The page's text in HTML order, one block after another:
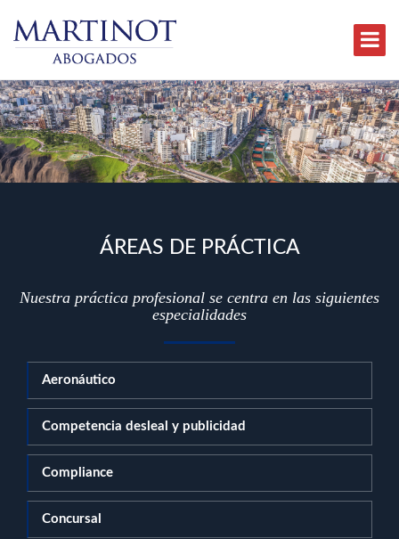
ES | EN
ÁREAS DE PRÁCTICA
Nuestra práctica profesional se centra en las siguientes
especialidades
Aeronáutico
Competencia desleal y publicidad
Compliance
Concursal